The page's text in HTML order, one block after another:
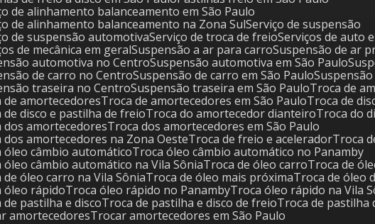
de alinhamento balanceamento em São Paulo
de alinhamento balanceamento na Zona Sul Serviço de suspensão
de suspensão automotiva Serviço de troca de freio Serviços de auto
de mecânica em geral Suspensão a ar para carro Suspensão de ar
automotiva no Centro Suspensão automotiva em São Paulo
de carro no Centro Suspensão de carro em São Paulo
traseira no Centro Suspensão traseira em São Paulo Troca de
de amortecedores Troca de amortecedores em São Paulo Troca de
de disco e pastilha de freio Troca do amortecedor dianteiro Troca do
dos amortecedores Troca dos amortecedores em São Paulo
dos amortecedores na Zona Oeste Troca de freio e acelerador Troca
óleo câmbio automático Troca óleo câmbio automático no Panamby
óleo câmbio automático na Vila Sônia Troca de óleo carro Troca de
de óleo carro na Vila Sônia Troca de óleo mais próxima Troca de óleo
óleo rápido Troca óleo rápido no Panamby Troca óleo rápido na Vila
de pastilha e disco Troca de pastilha e disco de freio Troca de
amortecedores Trocar amortecedores em São Paulo